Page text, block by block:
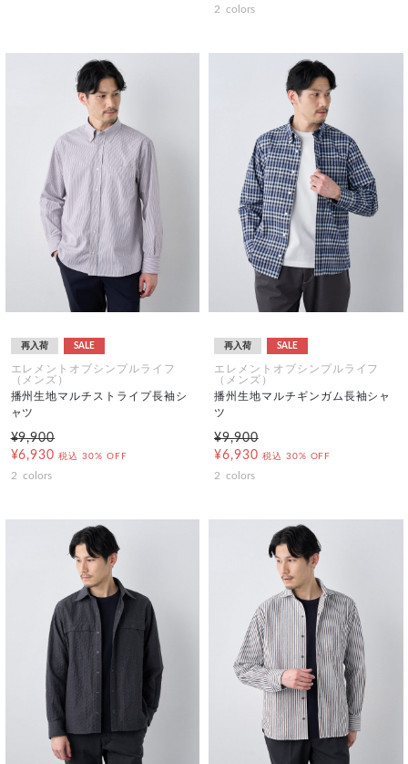
2 colors
再入荷 SALE
エレメントオブシンプルライフ
（メンズ）
播州生地マルチストライプ長袖シ
ャツ
¥9,900
¥6,930 税込 30% OFF
2 colors
再入荷 SALE
エレメントオブシンプルライフ
（メンズ）
播州生地マルチギンガム長袖シャ
ツ
¥9,900
¥6,930 税込 30% OFF
2 colors